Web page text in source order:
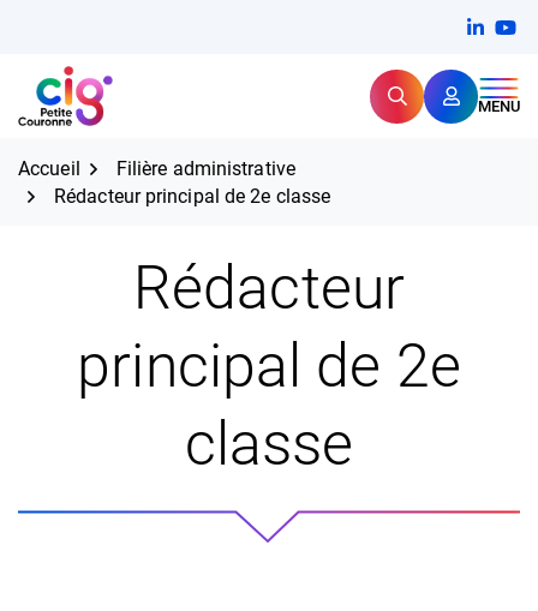
contenu
CIG Petite Couronne RechercherMENU
Expertise et proximité pour
Accueil
Filière administrative
Rédacteur principal de 2e classe
Rédacteur
principal de 2e
classe